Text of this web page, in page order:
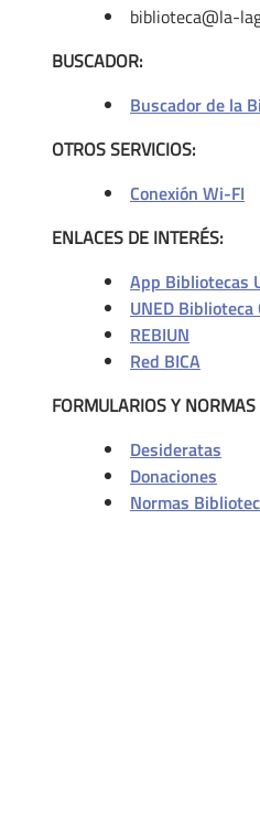
biblioteca@la-
BUSCADOR:
Buscador de la
OTROS SERVICIOS:
Conexión Wi-FI
ENLACES DE INTERÉS:
App Bibliotecas
UNED Biblioteca
REBIUN
Red BICA
FORMULARIOS Y
Desideratas
Donaciones
Normas